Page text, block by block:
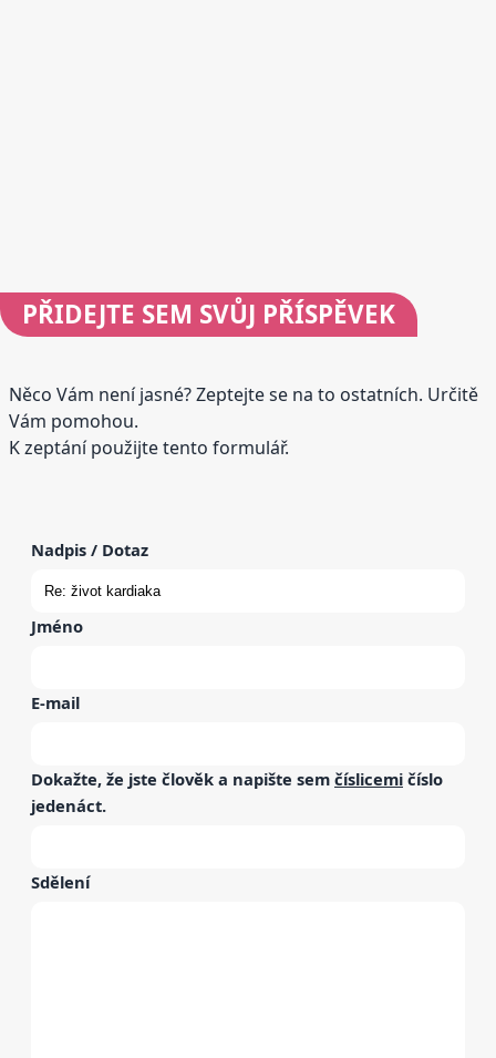
PŘIDEJTE SEM SVŮJ PŘÍSPĚVEK
Něco Vám není jasné? Zeptejte se na to ostatních. Určitě
Vám pomohou.
K zeptání použijte tento formulář.
Nadpis / Dotaz
Jméno
E-mail
Dokažte, že jste člověk a napište sem číslicemi číslo
jedenáct.
Sdělení